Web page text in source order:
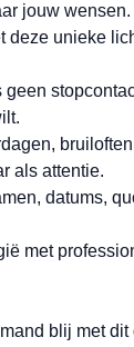
jouw wensen.
deze unieke
geen
als attentie.
datums,
met
blij met dit